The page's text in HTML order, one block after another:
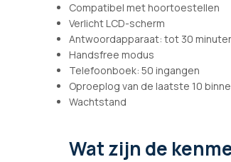
Compatibel met hoortoestellen
Verlicht LCD-scherm
Antwoordapparaat: tot 30
Handsfree modus
Telefoonboek: 50 ingangen
Oproeplog van de laatste 10
Wachtstand
Wat zijn de